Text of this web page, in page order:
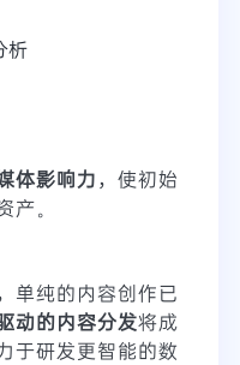
析
体影响力，使初始
。
单纯的内容创作已
动的内容分发将成
于研发更智能的数